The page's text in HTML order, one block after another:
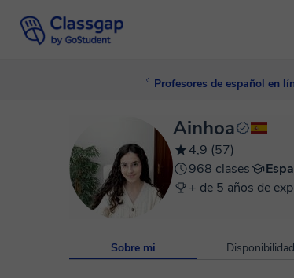
Profesores de español en
Ainhoa
4,9 (57)
968 clases
+ de 5 años de
Sobre mi Disponibilidad